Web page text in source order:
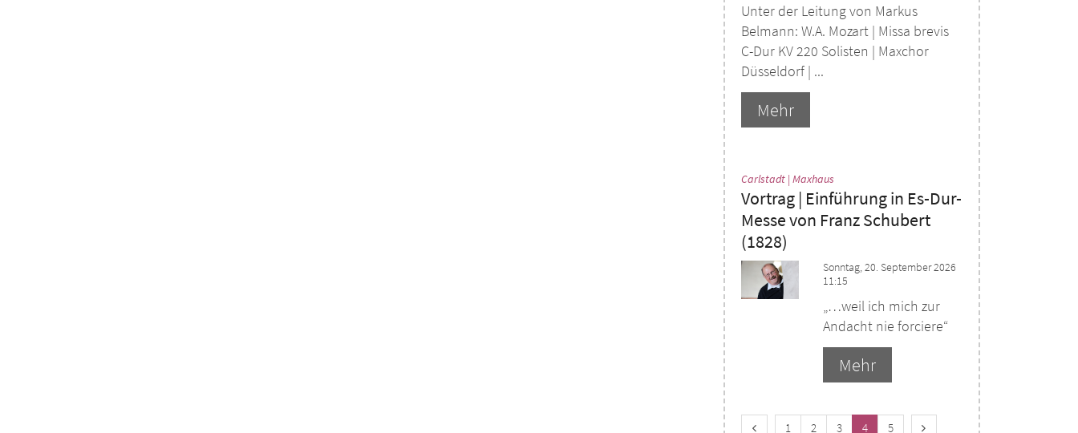
Unter der Leitung von Markus
Belmann: W.A. Mozart | Missa brevis
C-Dur KV 220 Solisten | Maxchor
Düsseldorf | ...
Mehr
Carlstadt | Maxhaus
Vortrag | Einführung in Es-Dur-
Messe von Franz Schubert
(1828)
Sonntag, 20. September 2026
11:15
„…weil ich mich zur
Andacht nie forciere“
Mehr
Vorherige Seite
Erste Seite
1 2 3 4 5 Nächste Seite